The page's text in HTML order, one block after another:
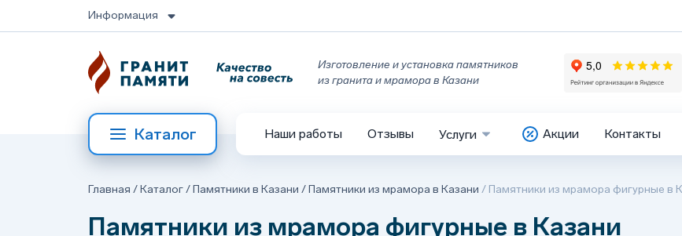
Информация
Изготовление и установка памятников
из гранита и мрамора в Казани
Каталог Наши работы Отзывы Услуги Акции Контакты
Главная /Каталог/Памятники в Казани /Памятники из мрамора в Казани / Памятники из мрамора фигурные в
Памятники из мрамора фигурные в Казани